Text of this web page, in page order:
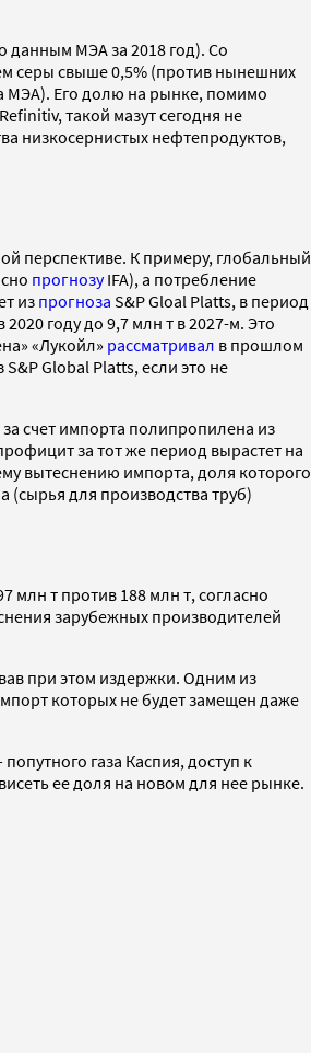
данным МЭА за 2018 год). Со
серы свыше 0,5% (против нынешних
МЭА). Его долю на рынке, помимо
такой мазут сегодня не
низкосернистых нефтепродуктов,
перспективе. К примеру, глобальный
прогнозуIFA), а потребление
из прогноза S&P Gloal Platts, в период
году до 9,7 млн т в 2027-м. Это
«Лукойл» рассматривал в прошлом
Global Platts, если это не
счет импорта полипропилена из
за тот же период вырастет на
вытеснению импорта, доля которого
(сырья для производства труб)
млн т против 188 млн т, согласно
зарубежных производителей
при этом издержки. Одним из
которых не будет замещен даже
газа Каспия, доступ к
ее доля на новом для нее рынке.